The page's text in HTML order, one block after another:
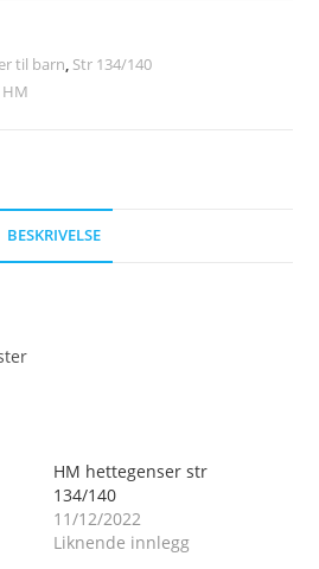
til barn, Str 134/140
HM
BESKRIVELSE
HM hettegenser str
134/140
11/12/2022
Liknende innlegg